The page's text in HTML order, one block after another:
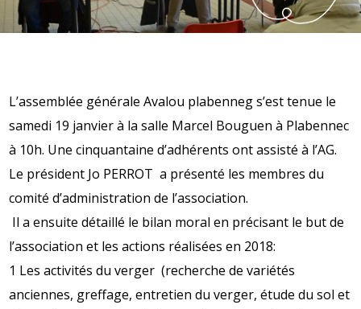
L’assemblée générale Avalou plabenneg s’est tenue le
samedi 19 janvier à la salle Marcel Bouguen à Plabennec
à 10h. Une cinquantaine d’adhérents ont assisté à l’AG.
Le président Jo PERROT a présenté les membres du
comité d’administration de l’association.
Il a ensuite détaillé le bilan moral en précisant le but de
l’association et les actions réalisées en 2018:
1 Les activités du verger (recherche de variétés
anciennes, greffage, entretien du verger, étude du sol et